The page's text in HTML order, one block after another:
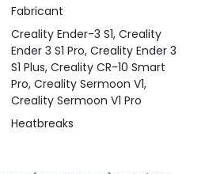
Fabricant
Creality Ender-3 S1, Creality
Ender 3 S1 Pro, Creality Ender 3
S1 Plus, Creality CR-10 Smart
Pro, Creality Sermoon V1,
Creality Sermoon V1 Pro
Heatbreaks